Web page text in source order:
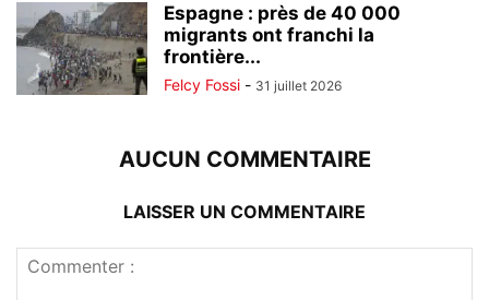
Espagne : près de 40 000
migrants ont franchi la
frontière...
Felcy Fossi - 31 juillet 2026
AUCUN COMMENTAIRE
LAISSER UN COMMENTAIRE